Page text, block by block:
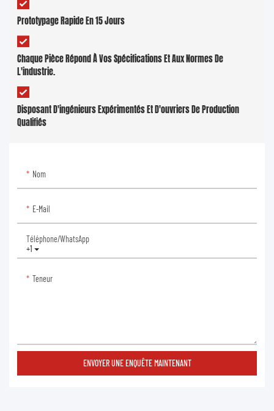
Prototypage Rapide En 15 Jours
Chaque Pièce Répond À Vos Spécifications Et Aux Normes De
L'industrie.
Disposant D'ingénieurs Expérimentés Et D'ouvriers De Production
Qualifiés
Nom
E-Mail
+1
Téléphone/WhatsApp
Teneur
ENVOYER UNE ENQUÊTE MAINTENANT